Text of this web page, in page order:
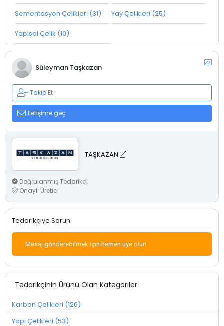
Sementasyon Çelikleri (31) Yay Çelikleri (25)
Yapısal Çelik (10)
Süleyman Taşkazan
Takip Et
İletişime geç
TAŞKAZAN
Doğrulanmış Tedarikçi
Onaylı Üretici
Tedarikçiye Sorun
Mesaj gönderebilmek için hemen üye olun
Tedarikçinin Ürünü Olan Kategoriler
Karbon Çelikleri (126)
Yapı Çelikleri (53)